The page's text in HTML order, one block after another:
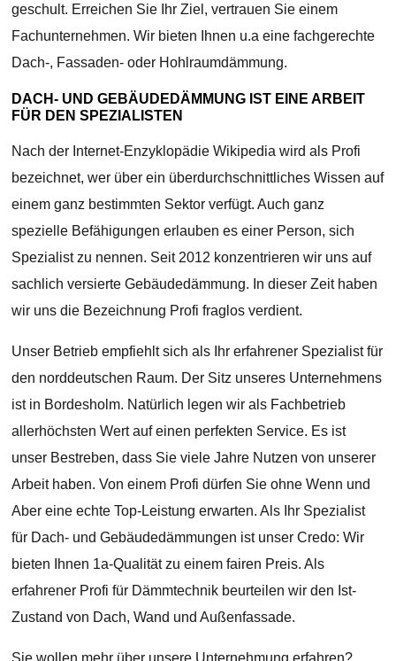
geschult. Erreichen Sie Ihr Ziel, vertrauen Sie einem
Fachunternehmen. Wir bieten Ihnen u.a eine fachgerechte
Dach-, Fassaden- oder Hohlraumdämmung.
DACH- UND GEBÄUDEDÄMMUNG IST EINE ARBEIT
FÜR DEN SPEZIALISTEN
Nach der Internet-Enzyklopädie Wikipedia wird als Profi
bezeichnet, wer über ein überdurchschnittliches Wissen auf
einem ganz bestimmten Sektor verfügt. Auch ganz
spezielle Befähigungen erlauben es einer Person, sich
Spezialist zu nennen. Seit 2012 konzentrieren wir uns auf
sachlich versierte Gebäudedämmung. In dieser Zeit haben
wir uns die Bezeichnung Profi fraglos verdient.
Unser Betrieb empfiehlt sich als Ihr erfahrener Spezialist für
den norddeutschen Raum. Der Sitz unseres Unternehmens
ist in Bordesholm. Natürlich legen wir als Fachbetrieb
allerhöchsten Wert auf einen perfekten Service. Es ist
unser Bestreben, dass Sie viele Jahre Nutzen von unserer
Arbeit haben. Von einem Profi dürfen Sie ohne Wenn und
Aber eine echte Top-Leistung erwarten. Als Ihr Spezialist
für Dach- und Gebäudedämmungen ist unser Credo: Wir
bieten Ihnen 1a-Qualität zu einem fairen Preis. Als
erfahrener Profi für Dämmtechnik beurteilen wir den Ist-
Zustand von Dach, Wand und Außenfassade.
Sie wollen mehr über unsere Unternehmung erfahren?